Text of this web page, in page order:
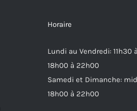
Horaire
Lundi au Vendredi: 11h30
18h00 à 22h00
Samedi et Dimanche:
18h00 à 22h00